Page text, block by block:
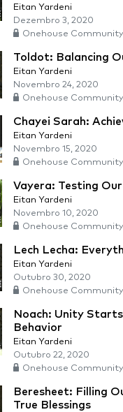
Eitan Yardeni
Dezembro 3, 2020
Onehouse
Toldot: Balancing
Eitan Yardeni
Novembro 24, 2020
Onehouse
Chayei Sarah:
Eitan Yardeni
Novembro 15, 2020
Onehouse
Vayera: Testing
Eitan Yardeni
Novembro 10, 2020
Onehouse
Lech Lecha:
Eitan Yardeni
Outubro 30, 2020
Onehouse
Noach: Unity
Behavior
Eitan Yardeni
Outubro 22, 2020
Onehouse
Beresheet: Filling
True Blessings